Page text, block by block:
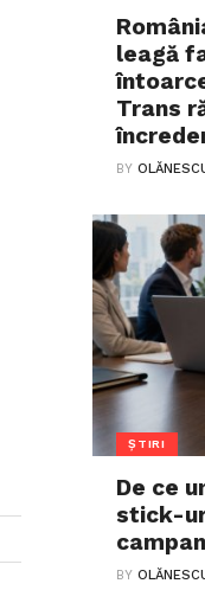
leagă
Trans
BY
ȘTIRI
De ce
stick-
BY